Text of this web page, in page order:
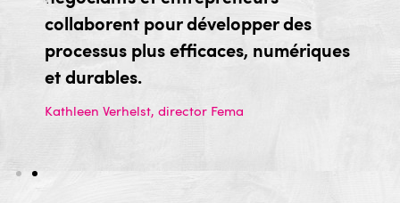
collaborent pour développer des
processus plus efficaces, numériques
et durables.
Kathleen Verhelst, director Fema​